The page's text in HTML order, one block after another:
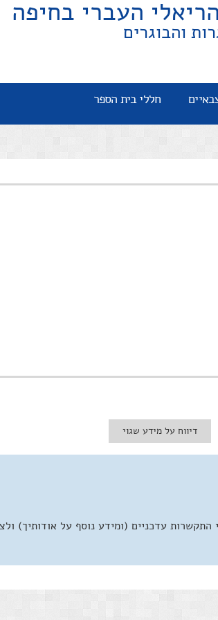
העברי בחיפה
והבוגרים
חללי בית הספר
דיווח על מידע שגוי
עדכניים (ומידע נוסף על אודותיך)